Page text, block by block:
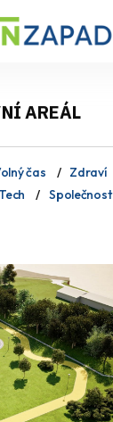
AREÁL
čas Zdraví
Tech Společnost